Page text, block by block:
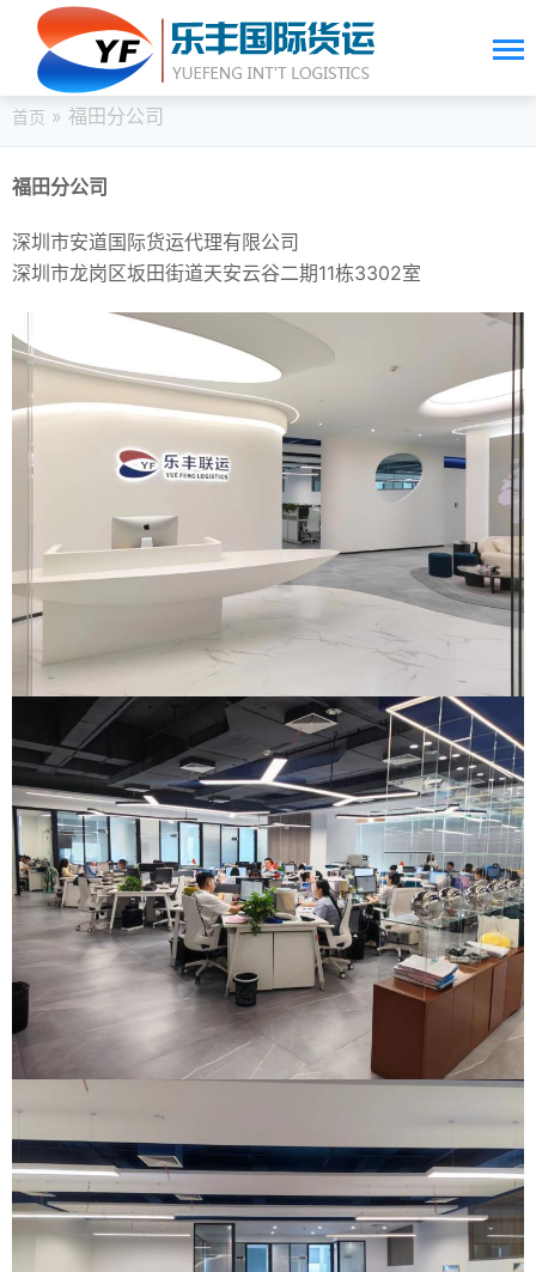
首页 » 福田分公司
福田分公司
深圳市安道国际货运代理有限公司
深圳市龙岗区坂田街道天安云谷二期11栋3302室